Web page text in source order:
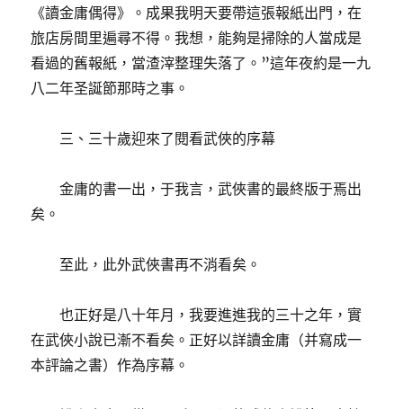
《讀金庸偶得》。成果我明天要帶這張報紙出門，在
旅店房間里遍尋不得。我想，能夠是掃除的人當成是
看過的舊報紙，當渣滓整理失落了。”這年夜約是一九
八二年圣誕節那時之事。
三、三十歲迎來了閱看武俠的序幕
金庸的書一出，于我言，武俠書的最終版于焉出
矣。
至此，此外武俠書再不消看矣。
也正好是八十年月，我要進進我的三十之年，實
在武俠小說已漸不看矣。正好以詳讀金庸（并寫成一
本評論之書）作為序幕。